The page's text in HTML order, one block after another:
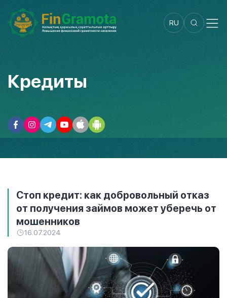
RU
Кредиты
Стоп кредит: как добровольный отказ
от получения займов может уберечь от
мошенников
16.07.2024